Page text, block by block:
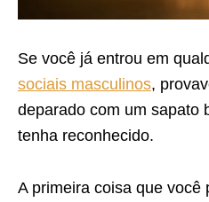
Se você já entrou em
sociais masculinos,
deparado com um sapato
tenha reconhecido.
A primeira coisa que você